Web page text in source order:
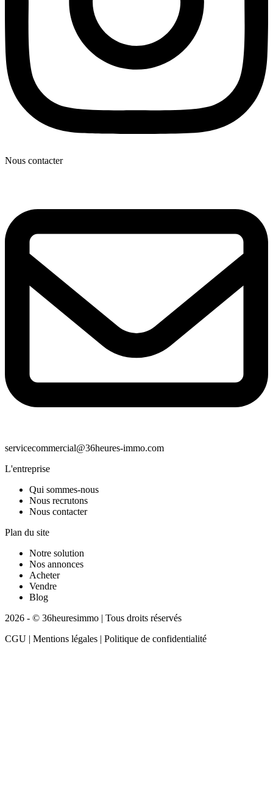
Nous contacter
servicecommercial@36heures-immo.com
L'entreprise
Qui sommes-nous
Nous recrutons
Nous contacter
Plan du site
Notre solution
Nos annonces
Acheter
Vendre
Blog
2026 - © 36heuresimmo | Tous droits réservés
CGU | Mentions légales | Politique de confidentialité